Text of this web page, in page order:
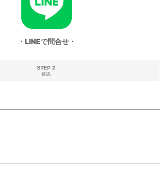
・LINEで問合せ・
STEP 2
確認